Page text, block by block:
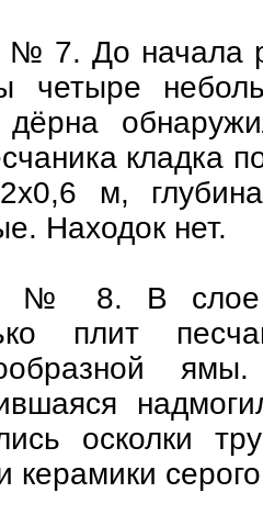
№ 7. До начала
четыре
дёрна
кладка
м,
Находок нет.
№ 8. В слое
плит
осколки
керамики